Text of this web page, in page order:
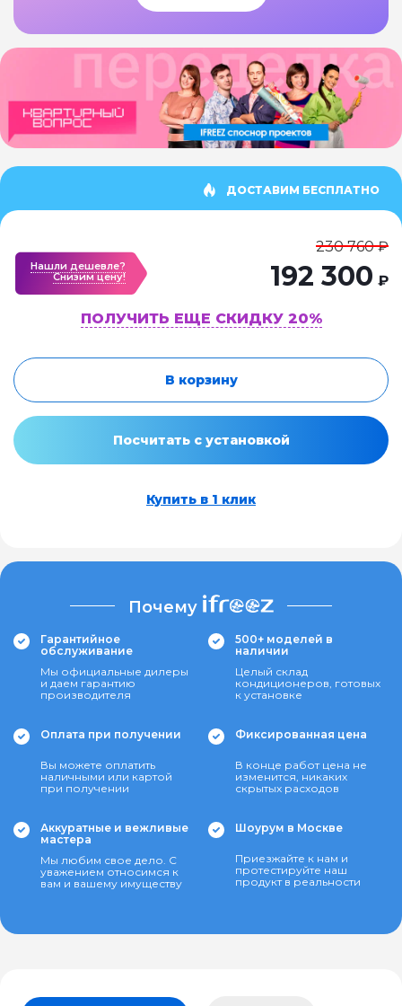
ДОСТАВИМ БЕСПЛАТНО
Нашли дешевле?
Cнизим цену!
230 760 ₽
192 300 ₽
ПОЛУЧИТЬ ЕЩЕ СКИДКУ 20%
В корзину
Посчитать с установкой
Купить в 1 клик
Почему
Гарантийное
обслуживание
Мы официальные дилеры
и даем гарантию
производителя
500+ моделей в
наличии
Целый склад
кондиционеров, готовых
к установке
Оплата при получении
Вы можете оплатить
наличными или картой
при получении
Фиксированная цена
В конце работ цена не
изменится, никаких
скрытых расходов
Аккуратные и вежливые
мастера
Мы любим свое дело. С
уважением относимся к
вам и вашему имуществу
Шоурум в Москве
Приезжайте к нам и
протестируйте наш
продукт в реальности